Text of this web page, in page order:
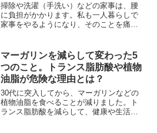
掃除や洗濯（手洗い）などの家事は、腰
に負担がかかります。私も一人暮らしで
家事をやるようになり、そのことを痛感
で今回は、私が実践する「腰を傷めずに
家事をする方法」をお話し...
マーガリンを減らして変わった5
つのこと。トランス脂肪酸や植物
油脂が危険な理由とは？
30代に突入してから、マーガリンなどの
植物油脂を食べることが減りました。ト
ランス脂肪酸を減らして、健康や生活に